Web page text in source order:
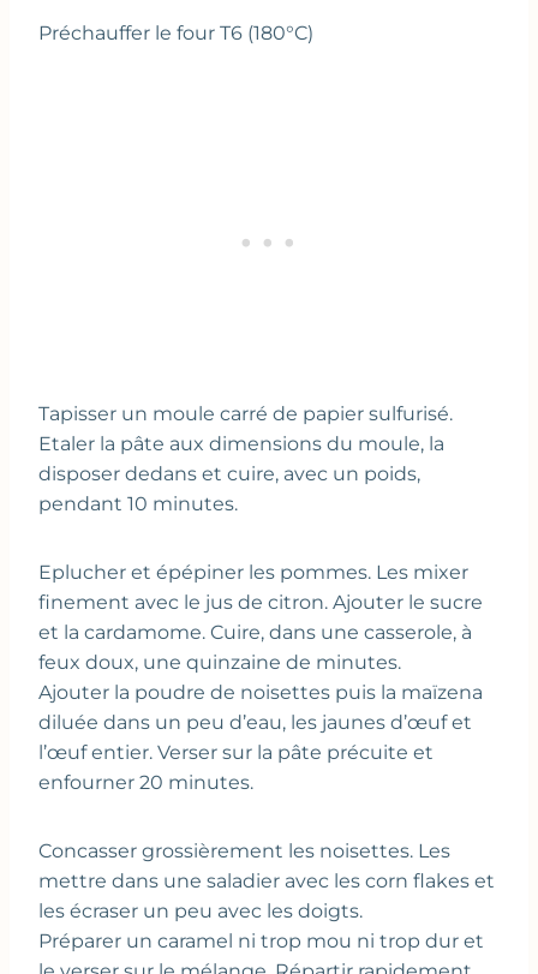
Préchauffer le four T6 (180°C)
Tapisser un moule carré de papier sulfurisé.
Etaler la pâte aux dimensions du moule, la
disposer dedans et cuire, avec un poids,
pendant 10 minutes.
Eplucher et épépiner les pommes. Les mixer
finement avec le jus de citron. Ajouter le sucre
et la cardamome. Cuire, dans une casserole, à
feux doux, une quinzaine de minutes.
Ajouter la poudre de noisettes puis la maïzena
diluée dans un peu d’eau, les jaunes d’œuf et
l’œuf entier. Verser sur la pâte précuite et
enfourner 20 minutes.
Concasser grossièrement les noisettes. Les
mettre dans une saladier avec les corn flakes et
les écraser un peu avec les doigts.
Préparer un caramel ni trop mou ni trop dur et